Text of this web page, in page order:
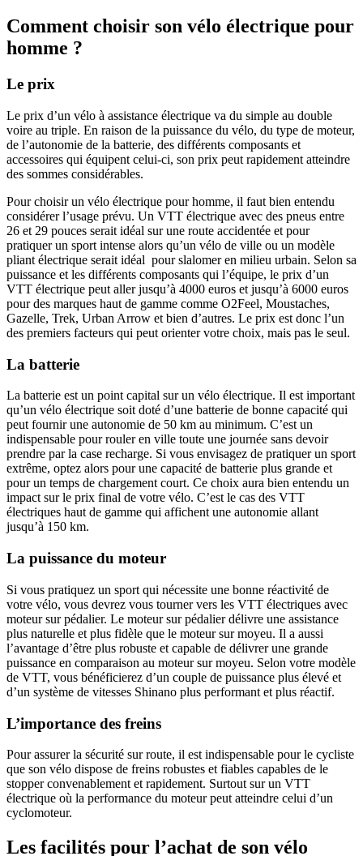
Comment choisir son vélo électrique pour
homme ?
Le prix
Le prix d’un vélo à assistance électrique va du simple au double
voire au triple. En raison de la puissance du vélo, du type de moteur,
de l’autonomie de la batterie, des différents composants et
accessoires qui équipent celui-ci, son prix peut rapidement atteindre
des sommes considérables.
Pour choisir un vélo électrique pour homme, il faut bien entendu
considérer l’usage prévu. Un VTT électrique avec des pneus entre
26 et 29 pouces serait idéal sur une route accidentée et pour
pratiquer un sport intense alors qu’un vélo de ville ou un modèle
pliant électrique serait idéal pour slalomer en milieu urbain. Selon sa
puissance et les différents composants qui l’équipe, le prix d’un
VTT électrique peut aller jusqu’à 4000 euros et jusqu’à 6000 euros
pour des marques haut de gamme comme O2Feel, Moustaches,
Gazelle, Trek, Urban Arrow et bien d’autres. Le prix est donc l’un
des premiers facteurs qui peut orienter votre choix, mais pas le seul.
La batterie
La batterie est un point capital sur un vélo électrique. Il est important
qu’un vélo électrique soit doté d’une batterie de bonne capacité qui
peut fournir une autonomie de 50 km au minimum. C’est un
indispensable pour rouler en ville toute une journée sans devoir
prendre par la case recharge. Si vous envisagez de pratiquer un sport
extrême, optez alors pour une capacité de batterie plus grande et
pour un temps de chargement court. Ce choix aura bien entendu un
impact sur le prix final de votre vélo. C’est le cas des VTT
électriques haut de gamme qui affichent une autonomie allant
jusqu’à 150 km.
La puissance du moteur
Si vous pratiquez un sport qui nécessite une bonne réactivité de
votre vélo, vous devrez vous tourner vers les VTT électriques avec
moteur sur pédalier. Le moteur sur pédalier délivre une assistance
plus naturelle et plus fidèle que le moteur sur moyeu. Il a aussi
l’avantage d’être plus robuste et capable de délivrer une grande
puissance en comparaison au moteur sur moyeu. Selon votre modèle
de VTT, vous bénéficierez d’un couple de puissance plus élevé et
d’un système de vitesses Shinano plus performant et plus réactif.
L’importance des freins
Pour assurer la sécurité sur route, il est indispensable pour le cycliste
que son vélo dispose de freins robustes et fiables capables de le
stopper convenablement et rapidement. Surtout sur un VTT
électrique où la performance du moteur peut atteindre celui d’un
cyclomoteur.
Les facilités pour l’achat de son vélo